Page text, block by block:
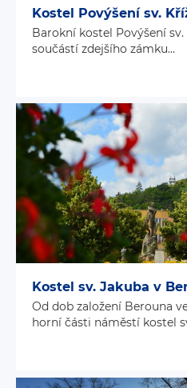
Kostel Povýšení sv.
Barokní kostel Povýšení
součástí zdejšího zámku...
Kostel sv. Jakuba v
Od dob založení Berouna
horní části náměstí kostel